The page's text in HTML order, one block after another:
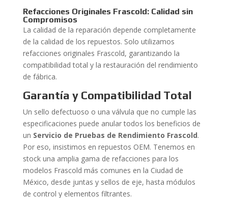
Refacciones Originales Frascold: Calidad sin
Compromisos
La calidad de la reparación depende completamente
de la calidad de los repuestos. Solo utilizamos
refacciones originales Frascold, garantizando la
compatibilidad total y la restauración del rendimiento
de fábrica.
Garantía y Compatibilidad Total
Un sello defectuoso o una válvula que no cumple las
especificaciones puede anular todos los beneficios de
un Servicio de Pruebas de Rendimiento Frascold.
Por eso, insistimos en repuestos OEM. Tenemos en
stock una amplia gama de refacciones para los
modelos Frascold más comunes en la Ciudad de
México, desde juntas y sellos de eje, hasta módulos
de control y elementos filtrantes.